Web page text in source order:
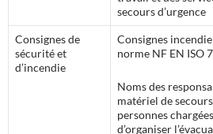
secours d’urgence
Consignes de
sécurité et
d’incendie
Consignes
norme NF EN ISO
Noms des
matériel de
personnes chargées
d’organiser